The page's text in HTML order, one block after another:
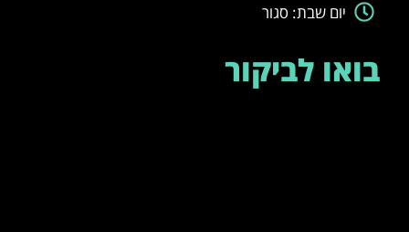
יום שבת: סגור
בואו לביקור